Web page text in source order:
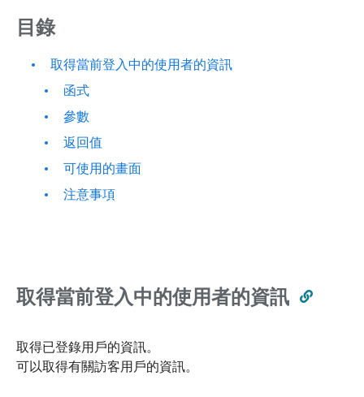
目錄
取得當前登入中的使用者的資訊
函式
參數
返回值
可使用的畫面
注意事項
取得當前登入中的使用者的資訊
取得已登錄用戶的資訊。
可以取得有關訪客用戶的資訊。